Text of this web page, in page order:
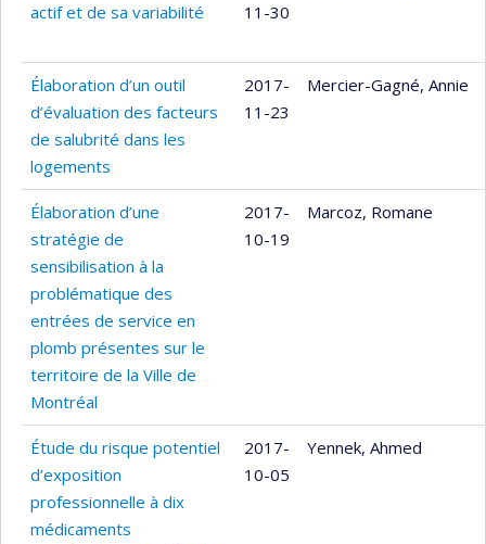
actif et de sa variabilité
11-30
Élaboration d’un outil
d’évaluation des facteurs
de salubrité dans les
logements
2017-
11-23
Mercier-Gagné, Annie
Élaboration d’une
stratégie de
sensibilisation à la
problématique des
entrées de service en
plomb présentes sur le
territoire de la Ville de
Montréal
2017-
10-19
Marcoz, Romane
Étude du risque potentiel
d’exposition
professionnelle à dix
médicaments
2017-
10-05
Yennek, Ahmed